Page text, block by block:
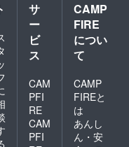
サ
ー
ビ
ス
CAM
PFI
RE
CAM
PFI
CAMP
FIRE
につい
て
CAMP
FIREと
は
あんし
ん・安